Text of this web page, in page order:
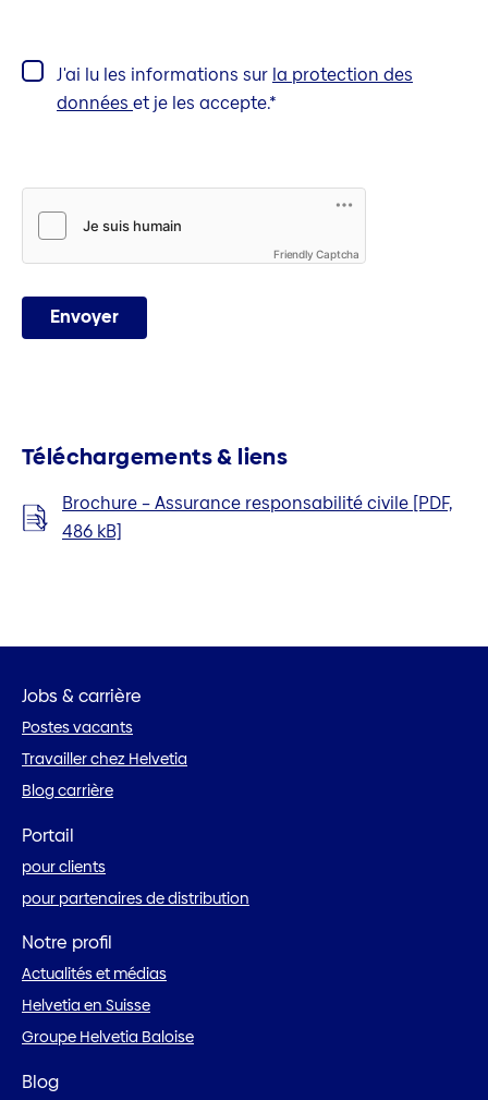
J'ai lu les informations sur la protection des
données et je les accepte.
Friendly Captcha
Envoyer
Téléchargements & liens
Brochure – Assurance responsabilité civile [PDF,
486 kB]
Jobs & carrière
Postes vacants
Travailler chez Helvetia
Blog carrière
Portail
pour clients
pour partenaires de distribution
Notre profil
Actualités et médias
Helvetia en Suisse
Groupe Helvetia Baloise
Blog